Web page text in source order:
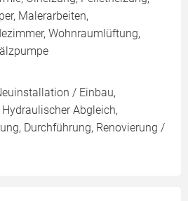
Malerarbeiten,
Wohnraumlüftung,
/ Einbau,
Abgleich,
Durchführung, Renovierung /